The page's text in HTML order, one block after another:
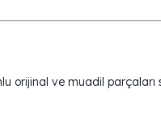
orijinal ve muadil parçaları